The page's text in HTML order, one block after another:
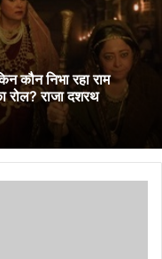
कौन निभा रहा राम
रोल? राजा दशरथ